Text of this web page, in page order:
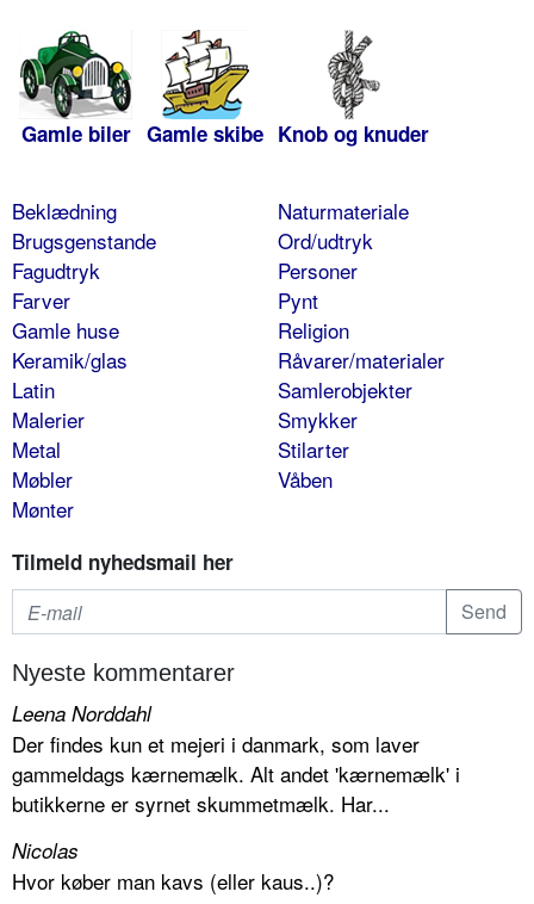
Gamle biler Gamle skibe Knob og knuder
Beklædning
Brugsgenstande
Fagudtryk
Farver
Gamle huse
Keramik/glas
Latin
Malerier
Metal
Møbler
Mønter
Naturmateriale
Ord/udtryk
Personer
Pynt
Religion
Råvarer/materialer
Samlerobjekter
Smykker
Stilarter
Våben
Tilmeld nyhedsmail her
Nyeste kommentarer
Leena Norddahl
Der findes kun et mejeri i danmark, som laver
gammeldags kærnemælk. Alt andet 'kærnemælk' i
butikkerne er syrnet skummetmælk. Har...
Nicolas
Hvor køber man kavs (eller kaus..)?